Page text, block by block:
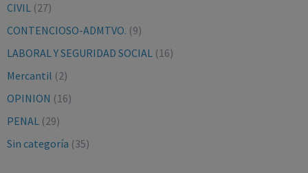
CIVIL (27)
CONTENCIOSO-ADMTVO. (9)
LABORAL Y SEGURIDAD SOCIAL (16)
Mercantil (2)
OPINION (16)
PENAL (29)
Sin categoría (35)